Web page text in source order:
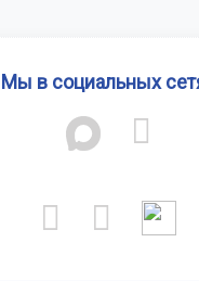
Мы в социальных